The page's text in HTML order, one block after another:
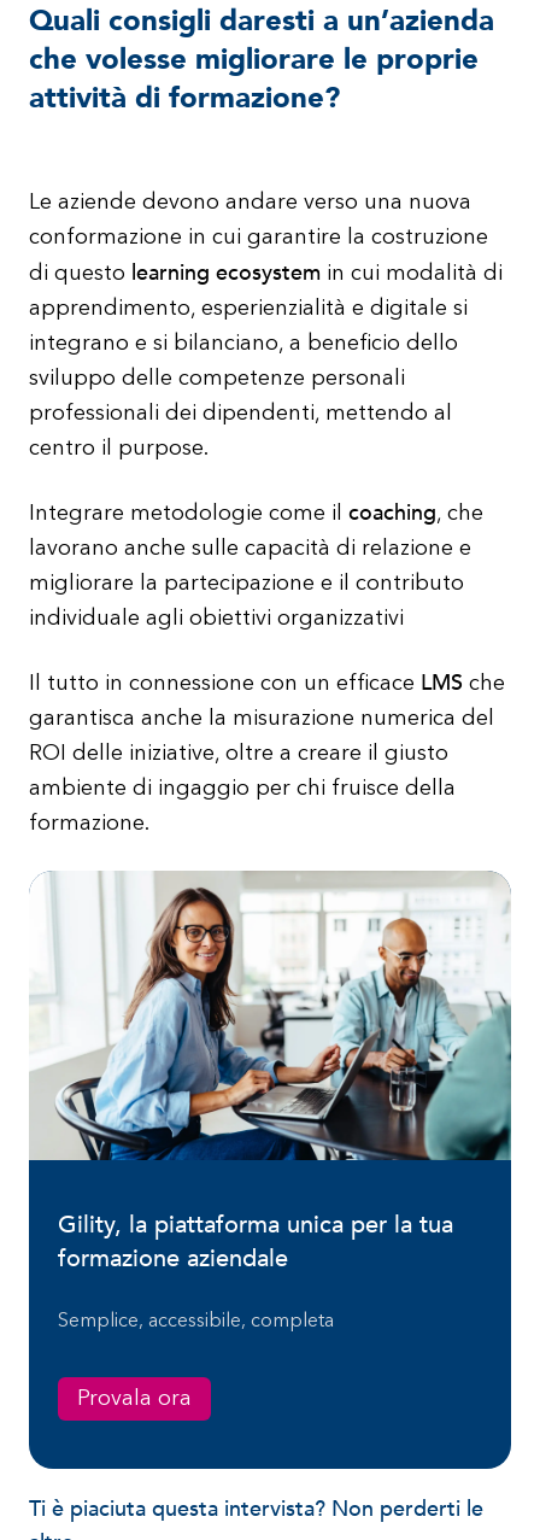
Quali consigli daresti a un’azienda
che volesse migliorare le proprie
attività di formazione?
Le aziende devono andare verso una nuova
conformazione in cui garantire la costruzione
di questo learning ecosystem in cui modalità di
apprendimento, esperienzialità e digitale si
integrano e si bilanciano, a beneficio dello
sviluppo delle competenze personali
professionali dei dipendenti, mettendo al
centro il purpose.
Integrare metodologie come il coaching, che
lavorano anche sulle capacità di relazione e
migliorare la partecipazione e il contributo
individuale agli obiettivi organizzativi
Il tutto in connessione con un efficace LMS che
garantisca anche la misurazione numerica del
ROI delle iniziative, oltre a creare il giusto
ambiente di ingaggio per chi fruisce della
formazione.
Gility, la piattaforma unica per la tua
formazione aziendale
Semplice, accessibile, completa
Provala ora
Ti è piaciuta questa intervista? Non perderti le